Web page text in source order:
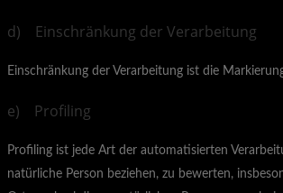
d) Einschränkung der Verarbeitung
Einschränkung der Verarbeitung ist die
e) Profiling
Profiling ist jede Art der automatisierten
natürliche Person beziehen, zu bewerten,